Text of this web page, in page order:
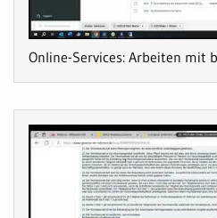
Online-Services: Arbeiten mit